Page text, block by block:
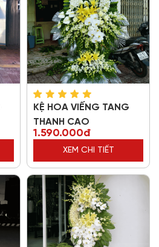
KỆ HOA VIẾNG TANG
THANH CAO
1.590.000đ
XEM CHI TIẾT